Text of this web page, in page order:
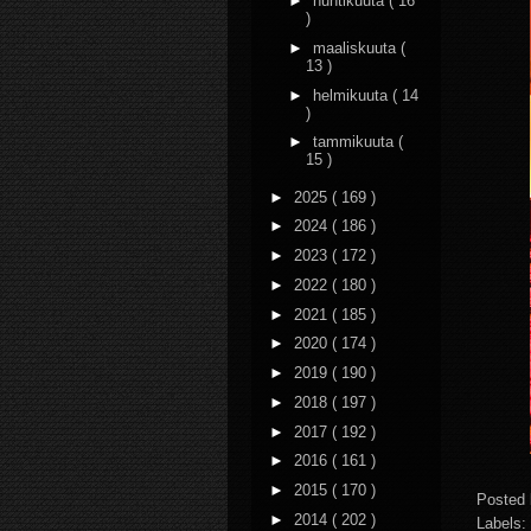
Labels:
)
► maaliskuuta (
13 )
► helmikuuta ( 14
)
► tammikuuta (
15 )
► 2025 ( 169 )
► 2024 ( 186 )
► 2023 ( 172 )
► 2022 ( 180 )
► 2021 ( 185 )
► 2020 ( 174 )
► 2019 ( 190 )
► 2018 ( 197 )
► 2017 ( 192 )
► 2016 ( 161 )
► 2015 ( 170 )
► 2014 ( 202 )